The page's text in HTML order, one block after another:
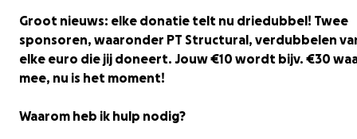
Groot nieuws: elke donatie telt nu driedubbel! Twee
sponsoren, waaronder PT Structural, verdubbelen
elke euro die jij doneert. Jouw €10 wordt bijv. €30
mee, nu is het moment!
Waarom heb ik hulp nodig?